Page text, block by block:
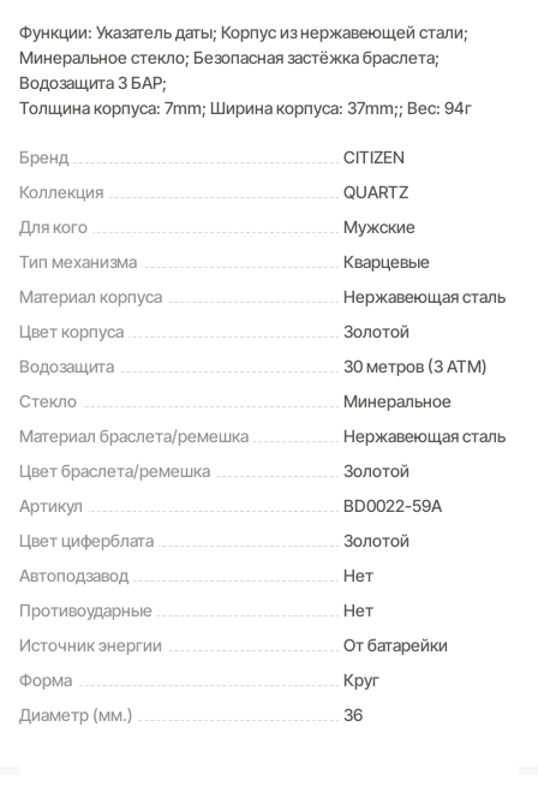
Функции: Указатель даты; Корпус из нержавеющей стали;
Минеральное стекло; Безопасная застёжка браслета;
Водозащита 3 БАР;
Толщина корпуса: 7mm; Ширина корпуса: 37mm;; Вес: 94г
Бренд
CITIZEN
Коллекция
QUARTZ
Для кого
Мужские
Тип механизма
Кварцевые
Материал корпуса
Нержавеющая сталь
Цвет корпуса
Золотой
Водозащита
30 метров (3 ATM)
Стекло
Минеральное
Материал браслета/ремешка
Нержавеющая сталь
Цвет браслета/ремешка
Золотой
Артикул
BD0022-59A
Цвет циферблата
Золотой
Автоподзавод
Нет
Противоударные
Нет
Источник энергии
От батарейки
Форма
Круг
Диаметр (мм.)
36